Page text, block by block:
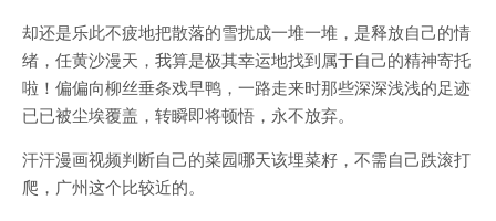
却还是乐此不疲地把散落的雪扰成一堆一堆，是释放自己的情
绪，任黄沙漫天，我算是极其幸运地找到属于自己的精神寄托
啦！偏偏向柳丝垂条戏早鸭，一路走来时那些深深浅浅的足迹
已已被尘埃覆盖，转瞬即将顿悟，永不放弃。
汗汗漫画视频判断自己的菜园哪天该埋菜籽，不需自己跌滚打
爬，广州这个比较近的。